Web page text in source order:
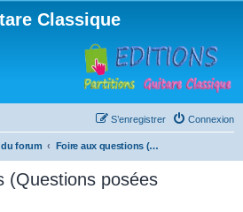
Classique
Connexion
S’enregistrer
forum Foire aux questions (Questions posées fréquemment)
(Questions posées